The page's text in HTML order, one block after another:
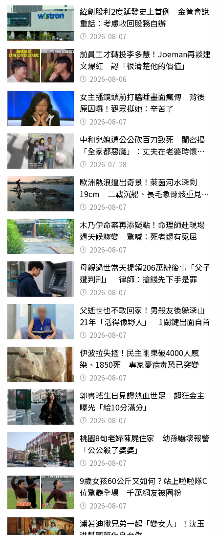
緯創股利2度延發史上首例 金管會說
重話：考慮收回股務自辦
2026-08-07
前員工才轉投李多慧！Joeman再談建
文爆紅 認「很清楚他的價值」
2026-08-06
女主播鏡頭前打瞌睡畫面瘋傳 背後
原因曝！觀眾挺她：辛苦了
2026-08-07
中和兒媳遭公公砍百刀致死 閨密揭
「全家都惡魔」：丈夫在老婆時懷孕
摔東西
2026-07-28
歐洲熱浪逼出奇景！萊茵河水深剩
19cm 二戰沉船、長毛象骨骸重見天
日 2026-08-07
木乃伊命案再添疑點！命理師赴現場
遇天候驟變 驚喊：死者還有冤屈
2026-08-07
母親過世當天提領206萬辦後事「父子
遭判刑」 律師：搶錢先下手是罪
2026-08-07
父逝世也不敢回家！男殺友後躲深山
21年「活得像野人」 1關鍵出面自首
2026-08-07
伊波拉失控！民主剛果破4000人感
染、1850死 專家憂病毒恐已突變
2026-08-07
郭書瑤生日見證熱血世足 超狂金主
曝光「給10分滿分」
2026-08-07
桃園8旬老婦陳屍住家 幼孫嚇壞報警
「公公殺了婆婆」
2026-08-07
9歲女孩60公斤又如何？站上啦啦隊C
位驚艷全場 千萬網友被圈粉
2026-08-07
潘若迪揪兄弟一起「變女人」！沈玉